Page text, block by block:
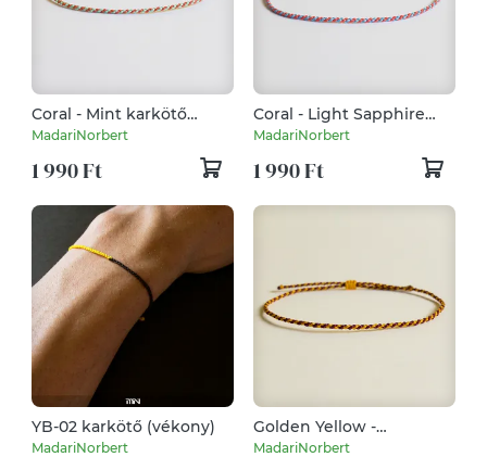
Coral - Mint karkötő
(vékony) - 2023
MadariNorbert
1 990 Ft
Coral - Light Sapphire
karkötő (vékony) - 2023
MadariNorbert
1 990 Ft
YB-02 karkötő (vékony)
MadariNorbert
Golden Yellow -
Burgundy karkötő
MadariNorbert